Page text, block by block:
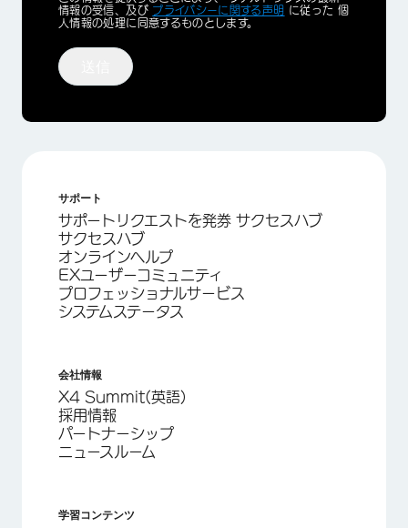
Optin
情報の受信、及び プライバシーに関する声明 に従った 個
人情報の処理に同意するものとします。
サポート
サポートリクエストを発券 サクセスハブ
サクセスハブ
オンラインヘルプ
EXユーザーコミュニティ
プロフェッショナルサービス
システムステータス
会社情報
X4 Summit(英語)
採用情報
パートナーシップ
ニュースルーム
学習コンテンツ